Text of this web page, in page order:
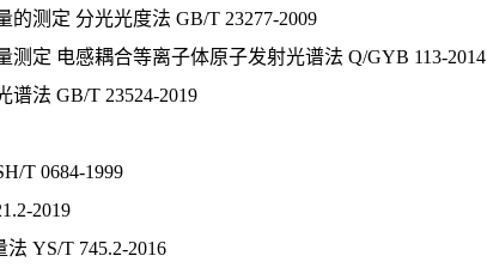
测定 分光光度法 GB/T 23277-2009
定 电感耦合等离子体原子发射光谱法 Q/GYB 113-2014
法 GB/T 23524-2019
T 0684-1999
2019
YS/T 745.2-2016